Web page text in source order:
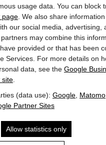
usage data. You can block
page . We also share
our social media, advertising,
may combine this
provided or that has been
Services. For more details on
data, see the Google
site
(data use): Google Matomo
Partner Sites
Allow statistics only
| DOL = Doppelzimmer
| SW = Studio Wilder Kaiser |
Kitzbühel | SH = Studio
= Garten Studio | PS =
Weitere Pauschalen